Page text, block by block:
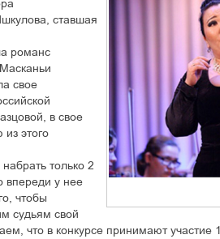
ставшая
романс
свое
в свое
этого
только 2
впереди у нее
чтобы
судьям свой
что в конкурсе принимают